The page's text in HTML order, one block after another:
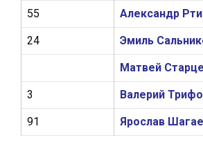
Александр
Эмиль
Матвей
Валерий
Ярослав
55
24
3
91